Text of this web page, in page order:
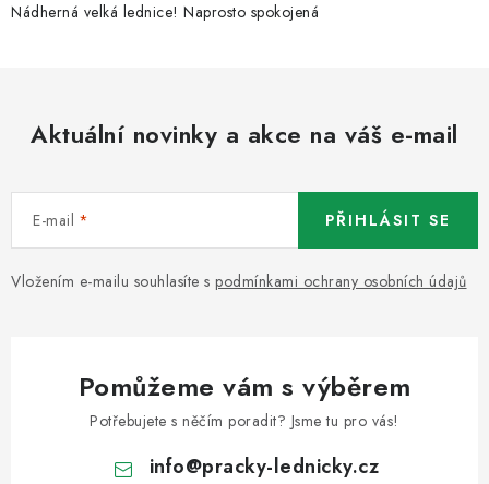
Nádherná velká lednice! Naprosto spokojená
Aktuální novinky a akce na váš e-mail
E-mail
Vložením e-mailu souhlasíte s podmínkami ochrany osobních údajů
PŘIHLÁSIT SE
Pomůžeme vám s výběrem
Potřebujete s něčím poradit? Jsme tu pro vás!
info@pracky-lednicky.cz